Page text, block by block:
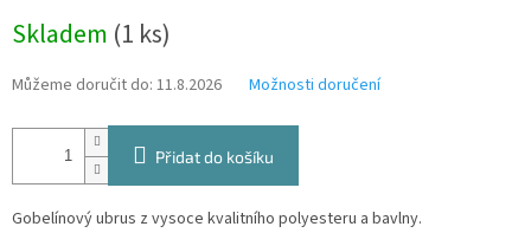
cena:
Skladem (1 ks)
Můžeme doručit do: 11.8.2026 Možnosti doručení
Přidat do košíku
Gobelínový ubrus z vysoce kvalitního polyesteru a bavlny.